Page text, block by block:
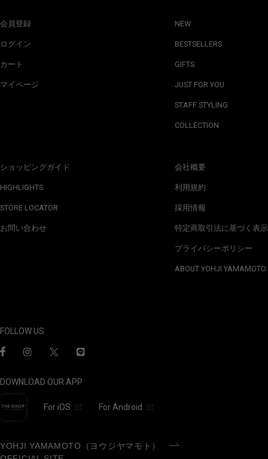
会員登録
ログイン
カート
マイページ
ショッピングガイド
HIGHLIGHTS
STORE LOCATOR
お問い合わせ
NEW
BESTSELLERS
GIFTS
JUST FOR YOU
STAFF STYLING
COLLECTION
会社概要
利用規約
採用情報
特定商取引法に基づく表示
プライバシーポリシー
ABOUT YOHJI YAMAMOTO
FOLLOW US
DOWNLOAD OUR APP
For iOS For Android
YOHJI YAMAMOTO（ヨウジヤマモト）